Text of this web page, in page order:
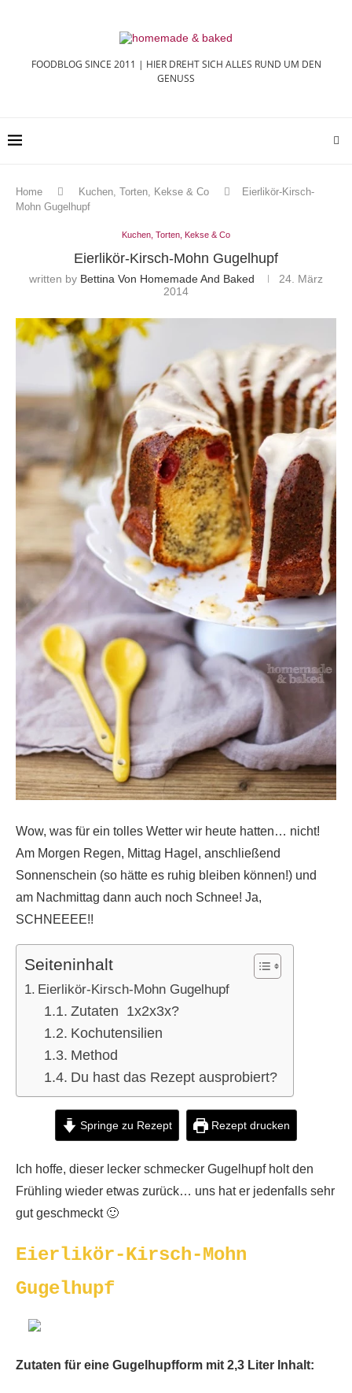
FOODBLOG SINCE 2011 | HIER DREHT SICH ALLES RUND UM DEN
GENUSS
Home Kuchen, Torten, Kekse & Co
Eierlikör-Kirsch-
Mohn Gugelhupf
Kuchen, Torten, Kekse & Co
Eierlikör-Kirsch-Mohn Gugelhupf
written by Bettina Von Homemade And Baked
24. März
2014
Wow, was für ein tolles Wetter wir heute hatten… nicht!
Am Morgen Regen, Mittag Hagel, anschließend
Sonnenschein (so hätte es ruhig bleiben können!) und
am Nachmittag dann auch noch Schnee! Ja,
SCHNEEEE!!
Seiteninhalt
Eierlikör-Kirsch-Mohn Gugelhupf
Zutaten 1x2x3x?
Kochutensilien
Method
Du hast das Rezept ausprobiert?
Springe zu Rezept Rezept drucken
Ich hoffe, dieser lecker schmecker Gugelhupf holt den
Frühling wieder etwas zurück… uns hat er jedenfalls sehr
gut geschmeckt 🙂
Eierlikör-Kirsch-Mohn
Gugelhupf
Zutaten für eine Gugelhupfform mit 2,3 Liter Inhalt: